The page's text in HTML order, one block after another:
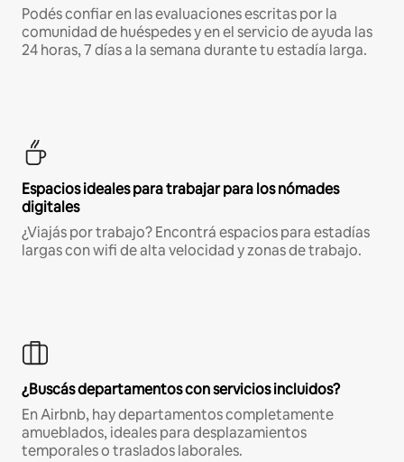
Podés confiar en las evaluaciones escritas por la
comunidad de huéspedes y en el servicio de ayuda las
24 horas, 7 días a la semana durante tu estadía larga.
Espacios ideales para trabajar para los nómades
digitales
¿Viajás por trabajo? Encontrá espacios para estadías
largas con wifi de alta velocidad y zonas de trabajo.
¿Buscás departamentos con servicios incluidos?
En Airbnb, hay departamentos completamente
amueblados, ideales para desplazamientos
temporales o traslados laborales.